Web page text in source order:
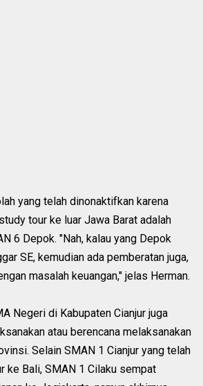
yang telah dinonaktifkan karena
tour ke luar Jawa Barat adalah
6 Depok. "Nah, kalau yang Depok
SE, kemudian ada pemberatan juga,
masalah keuangan," jelas Herman.
Negeri di Kabupaten Cianjur juga
atau berencana melaksanakan
Selain SMAN 1 Cianjur yang telah
ke Bali, SMAN 1 Cilaku sempat